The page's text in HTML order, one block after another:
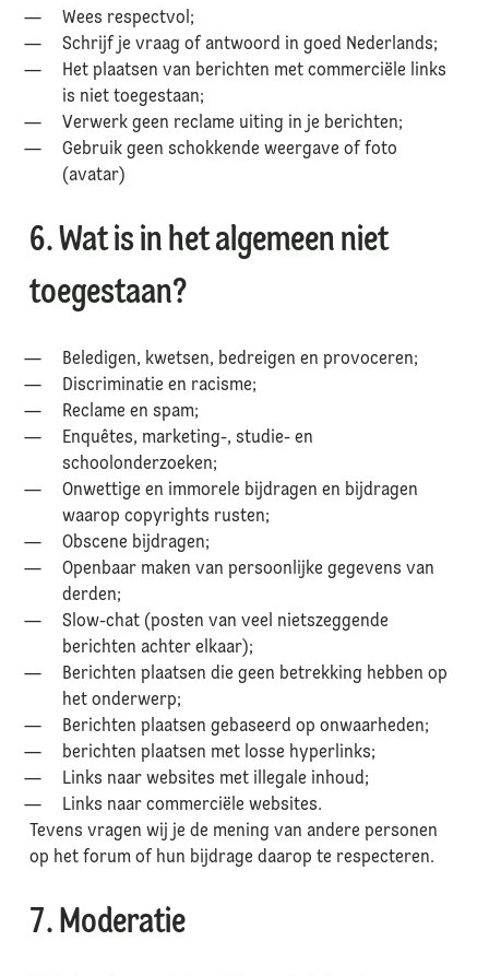
Wees respectvol;
Schrijf je vraag of antwoord in goed Nederlands;
Het plaatsen van berichten met commerciële links
is niet toegestaan;
Verwerk geen reclame uiting in je berichten;
Gebruik geen schokkende weergave of foto
(avatar)
6. Wat is in het algemeen niet
toegestaan?
Beledigen, kwetsen, bedreigen en provoceren;
Discriminatie en racisme;
Reclame en spam;
Enquêtes, marketing-, studie- en
schoolonderzoeken;
Onwettige en immorele bijdragen en bijdragen
waarop copyrights rusten;
Obscene bijdragen;
Openbaar maken van persoonlijke gegevens van
derden;
Slow-chat (posten van veel nietszeggende
berichten achter elkaar);
Berichten plaatsen die geen betrekking hebben op
het onderwerp;
Berichten plaatsen gebaseerd op onwaarheden;
berichten plaatsen met losse hyperlinks;
Links naar websites met illegale inhoud;
Links naar commerciële websites.
Tevens vragen wij je de mening van andere personen
op het forum of hun bijdrage daarop te respecteren.
7. Moderatie